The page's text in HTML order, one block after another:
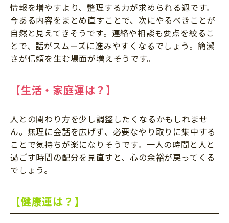
情報を増やすより、整理する力が求められる週です。
今ある内容をまとめ直すことで、次にやるべきことが
自然と見えてきそうです。連絡や相談も要点を絞るこ
とで、話がスムーズに進みやすくなるでしょう。簡潔
さが信頼を生む場面が増えそうです。
【生活・家庭運は？】
人との関わり方を少し調整したくなるかもしれませ
ん。無理に会話を広げず、必要なやり取りに集中する
ことで気持ちが楽になりそうです。一人の時間と人と
過ごす時間の配分を見直すと、心の余裕が戻ってくる
でしょう。
【健康運は？】